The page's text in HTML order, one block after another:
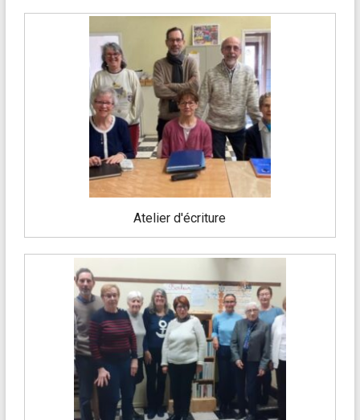
Atelier d'écriture